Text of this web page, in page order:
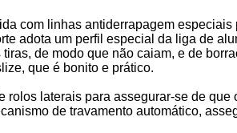
com linhas antiderrapagem
adota um perfil especial da liga de
de modo que não caiam, e de
que é bonito e prático.
laterais para assegurar-se de que
de travamento automático,